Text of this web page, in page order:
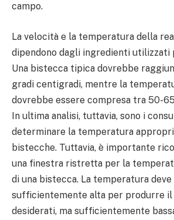
campo.
La velocità e la temperatura della
dipendono dagli ingredienti utilizzati
Una bistecca tipica dovrebbe
gradi centigradi, mentre la
dovrebbe essere compresa tra 50-
In ultima analisi, tuttavia, sono i
determinare la temperatura
bistecche. Tuttavia, è importante
una finestra ristretta per la
di una bistecca. La temperatura deve
sufficientemente alta per produrre il
desiderati, ma sufficientemente